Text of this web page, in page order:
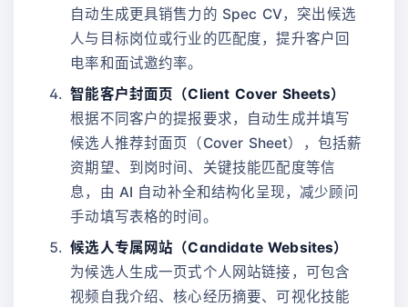
自动生成更具销售力的 Spec CV，突出候选
人与目标岗位或行业的匹配度，提升客户回
电率和面试邀约率。
智能客户封面页（Client Cover Sheets）
根据不同客户的提报要求，自动生成并填写
候选人推荐封面页（Cover Sheet），包括薪
资期望、到岗时间、关键技能匹配度等信
息，由 AI 自动补全和结构化呈现，减少顾问
手动填写表格的时间。
候选人专属网站（Candidate Websites）
为候选人生成一页式个人网站链接，可包含
视频自我介绍、核心经历摘要、可视化技能